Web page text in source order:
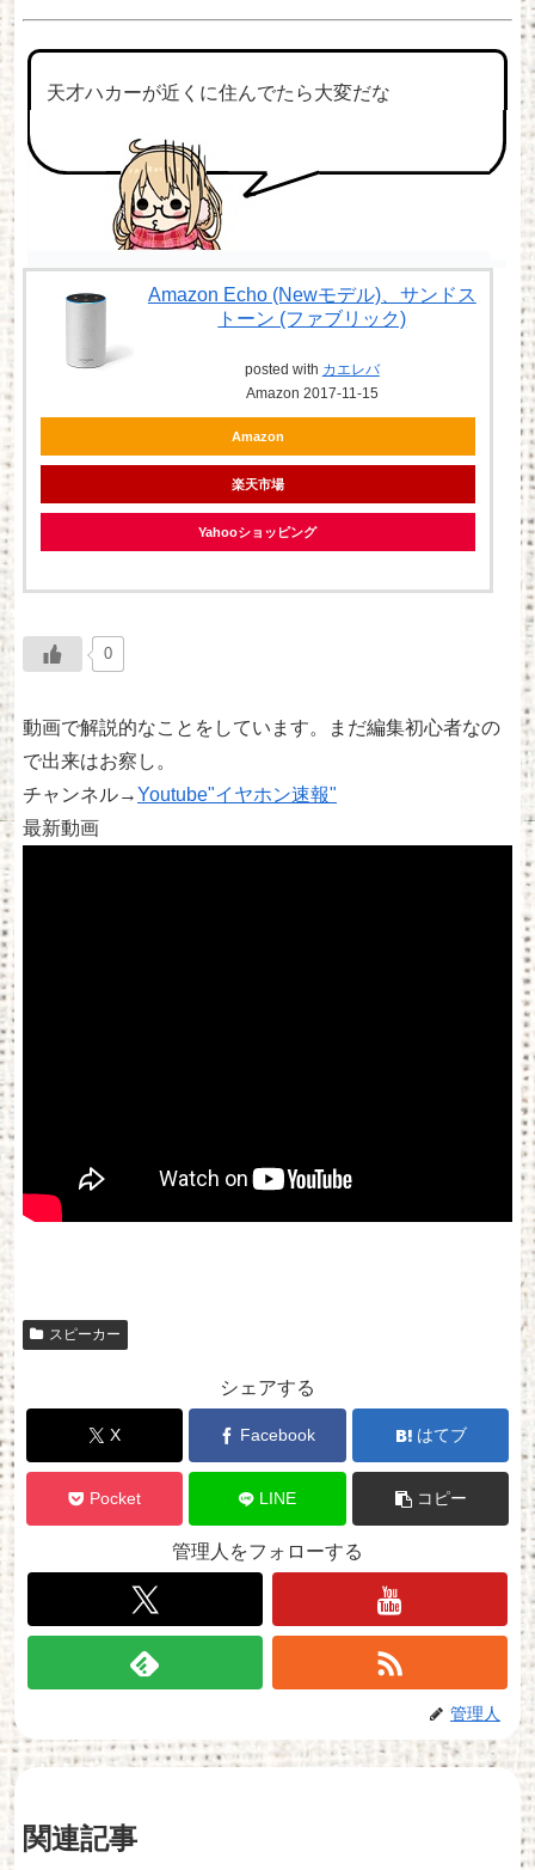
天才ハカーが近くに住んでたら大変だな
Amazon Echo (Newモデル)、サンドス
トーン (ファブリック)
posted with カエレバ
Amazon 2017-11-15
Amazon
楽天市場
Yahooショッピング
0
動画で解説的なことをしています。まだ編集初心者なの
で出来はお察し。
チャンネル→Youtube"イヤホン速報"
最新動画
スピーカー
シェアする
X Facebook はてブ
Pocket LINE コピー
管理人をフォローする
管理人
関連記事